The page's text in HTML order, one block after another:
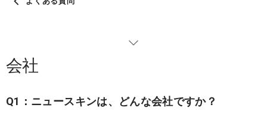
カテゴリーから探す
nuskin.com（Web）の各種操作方法
会社
Q1：ニュースキンは、どんな会社ですか？